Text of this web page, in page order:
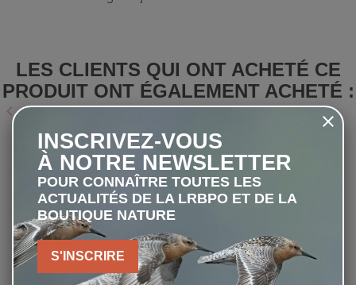
LES CLIENTS QUI ONT ACHETÉ CE
PRODUIT ONT ÉGALEMENT ACHETÉ :
Précédent
keyboard_arrow_leftkeyboard_arrow_right
favorite_border
INSCRIVEZ-VOUS
À NOTRE NEWSLETTER
POUR CONNAÎTRE TOUTES LES
ACTUALITÉS DE LA LRBPO ET DE LA
BOUTIQUE NATURE
S'INSCRIRE